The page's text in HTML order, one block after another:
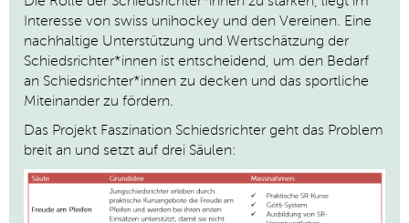
Interesse von swiss unihockey und den Vereinen. Eine
nachhaltige Unterstützung und Wertschätzung der
Schiedsrichter*innen ist entscheidend, um den Bedarf
an Schiedsrichter*innen zu decken und das sportliche
Miteinander zu fördern.
Das Projekt Faszination Schiedsrichter geht das Problem
breit an und setzt auf drei Säulen: